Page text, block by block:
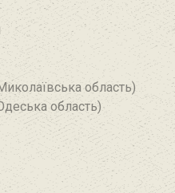
область)
область)